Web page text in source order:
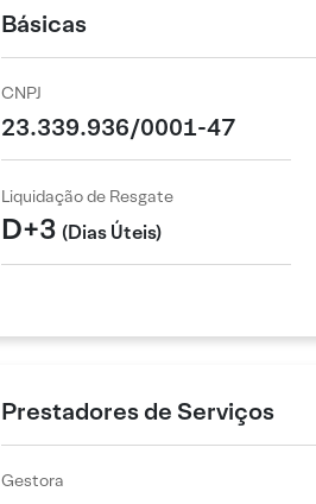
Básicas
CNPJ
23.339.936/0001-47
Liquidação de Resgate
D+3 (Dias Úteis)
Prestadores de Serviços
Gestora